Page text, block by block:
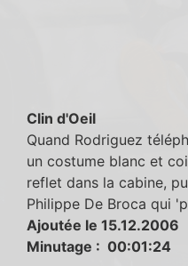
Clin d'Oeil
Quand Rodriguez
un costume blanc et
reflet dans la cabine,
Philippe De Broca qui
Ajoutée le 15.12.2006
Minutage : 00:01:24